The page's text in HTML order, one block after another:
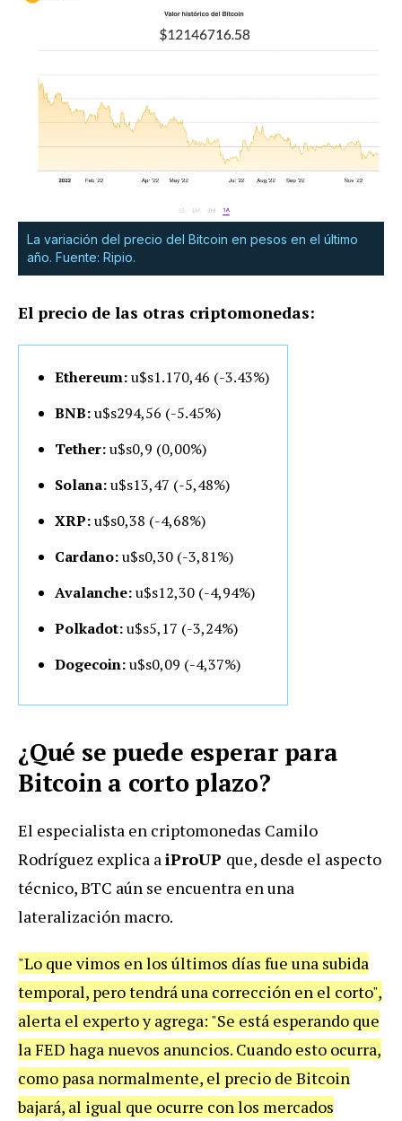
La variación del precio del Bitcoin en pesos en el último
año. Fuente: Ripio.
El precio de las otras criptomonedas:
Ethereum:u$s1.170,46 (-3.43%)
BNB:u$s294,56 (-5.45%)
Tether:u$s0,9 (0,00%)
Solana:u$s13,47 (-5,48%)
XRP:u$s0,38 (-4,68%)
Cardano:u$s0,30 (-3,81%)
Avalanche:u$s12,30 (-4,94%)
Polkadot:u$s5,17 (-3,24%)
Dogecoin:u$s0,09 (-4,37%)
¿Qué se puede esperar para
Bitcoin a corto plazo?
El especialista en criptomonedas Camilo
Rodríguez explica aiProUP que, desde el aspecto
técnico, BTC aún se encuentra en una
lateralización macro.
"Lo que vimos en los últimos días fue una subida
temporal, pero tendrá una corrección en el corto",
alerta el experto y agrega: "Se está esperando que
la FED haga nuevos anuncios. Cuando esto ocurra,
como pasa normalmente, el precio de Bitcoin
bajará, al igual que ocurre con los mercados